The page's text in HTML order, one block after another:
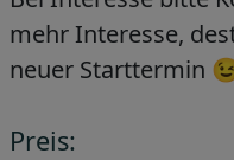
mehr Interesse,
neuer Starttermin
Preis: